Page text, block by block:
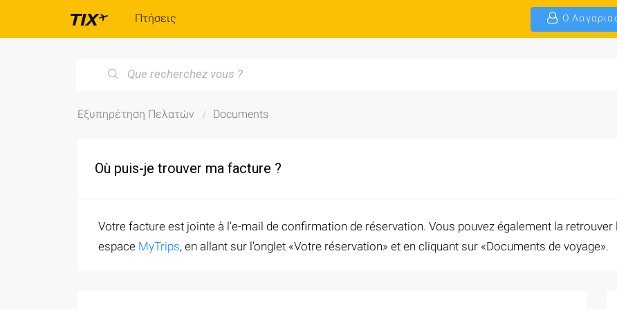
Πτήσεις Ο
Εξυπηρέτηση Πελατών Documents
Où puis-je trouver ma facture ?
Votre facture est jointe à l'e-mail de confirmation de réservation. Vous pouvez également la
espace MyTrips, en allant sur l'onglet «Votre réservation» et en cliquant sur «Documents de voyage».